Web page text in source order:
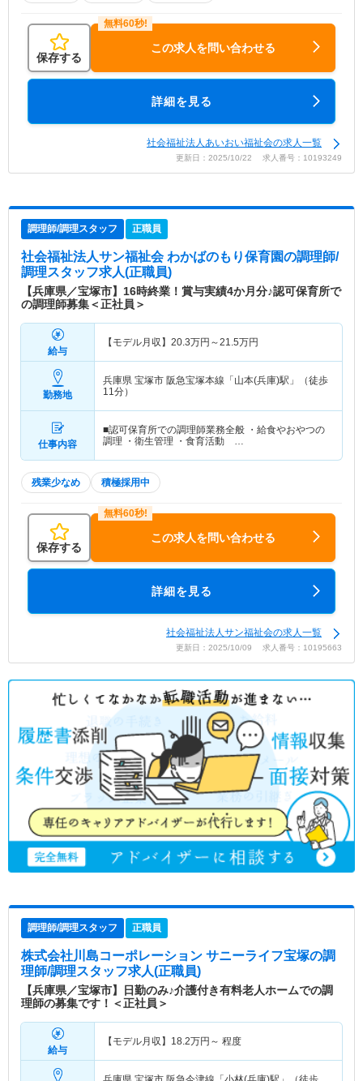
保存する
この求人を問い合わせる
詳細を見る
社会福祉法人あいおい福祉会の求人一覧
更新日：2025/10/22 求人番号：10193249
調理師/調理スタッフ 正職員
社会福祉法人サン福祉会 わかばのもり保育園の調理師/
調理スタッフ求人(正職員)
【兵庫県／宝塚市】16時終業！賞与実績4か月分♪認可保育所で
の調理師募集＜正社員＞
給与
【モデル月収】 20.3万円～21.5万円
勤務地
兵庫県 宝塚市 阪急宝塚本線「山本(兵庫)駅」（徒歩
11分）
仕事内容
■認可保育所での調理師業務全般 ・給食やおやつの
調理 ・衛生管理 ・食育活動 …
残業少なめ 積極採用中
保存する
この求人を問い合わせる
詳細を見る
社会福祉法人サン福祉会の求人一覧
更新日：2025/10/09 求人番号：10195663
調理師/調理スタッフ 正職員
株式会社川島コーポレーション サニーライフ宝塚の調
理師/調理スタッフ求人(正職員)
【兵庫県／宝塚市】日勤のみ♪介護付き有料老人ホームでの調
理師の募集です！＜正社員＞
給与
【モデル月収】 18.2万円～ 程度